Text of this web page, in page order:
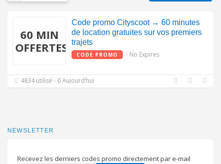
60 MIN
OFFERTES
Code promo Cityscoot → 60 minutes
de location gratuites sur vos premiers
trajets
CODE PROMO No Expires
4834 utilisé - 0 Aujourd’hui
NEWSLETTER
Recevez les derniers codes promo directement par e-mail